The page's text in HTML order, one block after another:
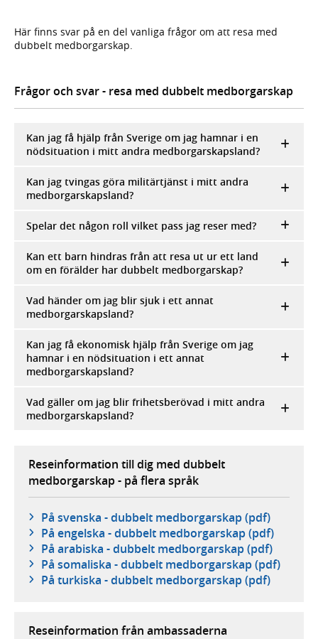
Här finns svar på en del vanliga frågor om att resa med
dubbelt medborgarskap.
Frågor och svar - resa med dubbelt medborgarskap
Kan jag få hjälp från Sverige om jag hamnar i en
nödsituation i mitt andra medborgarskapsland?
Kan jag tvingas göra militärtjänst i mitt andra
medborgarskapsland?
Spelar det någon roll vilket pass jag reser med?
Kan ett barn hindras från att resa ut ur ett land
om en förälder har dubbelt medborgarskap?
Vad händer om jag blir sjuk i ett annat
medborgarskapsland?
Kan jag få ekonomisk hjälp från Sverige om jag
hamnar i en nödsituation i ett annat
medborgarskapsland?
Vad gäller om jag blir frihetsberövad i mitt andra
medborgarskapsland?
Reseinformation till dig med dubbelt
medborgarskap - på flera språk
På svenska - dubbelt medborgarskap (pdf)
På engelska - dubbelt medborgarskap (pdf)
På arabiska - dubbelt medborgarskap (pdf)
På somaliska - dubbelt medborgarskap (pdf)
På turkiska - dubbelt medborgarskap (pdf)
Reseinformation från ambassaderna